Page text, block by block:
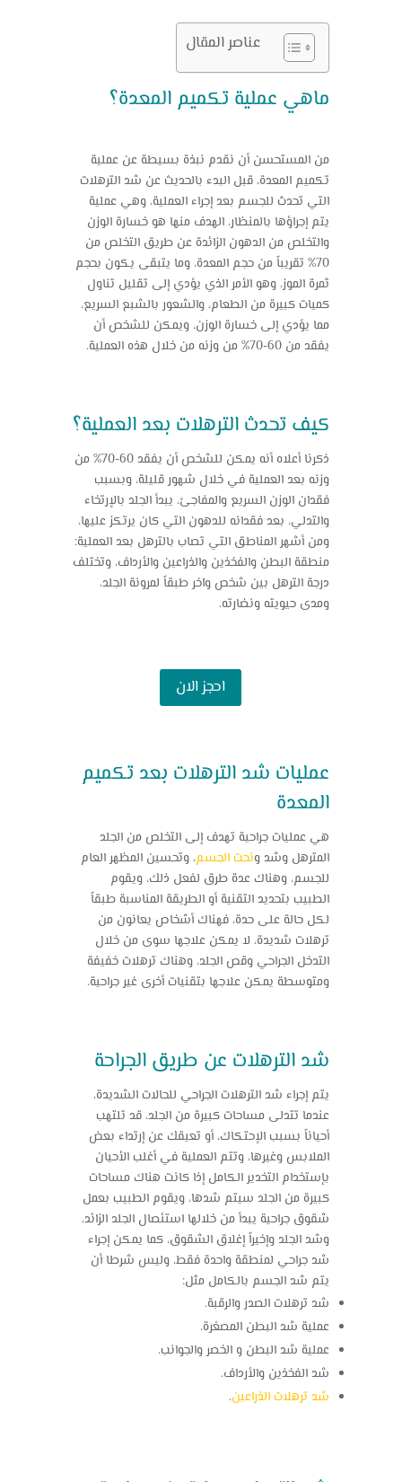
عناصر المقال
ماهي عملية تكميم المعدة؟
من المستحسن أن نقدم نبذة بسيطة عن عملية
تكميم المعدة، قبل البدء بالحديث عن شد الترهلات
التي تحدث للجسم بعد إجراء العملية، وهي عملية
يتم إجراؤها بالمنظار، الهدف منها هو خسارة الوزن
والتخلص من الدهون الزائدة عن طريق التخلص من
70% تقريباً من حجم المعدة، وما يتبقى يكون بحجم
ثمرة الموز، وهو الأمر الذي يؤدي إلى تقليل تناول
كميات كبيرة من الطعام، والشعور بالشبع السريع،
مما يؤدي إلى خسارة الوزن، ويمكن للشخص أن
يفقد من 60-70% من وزنه من خلال هذه العملية.
كيف تحدث الترهلات بعد العملية؟
ذكرنا أعلاه أنه يمكن للشخص أن يفقد 60-70% من
وزنه بعد العملية في خلال شهور قليلة، وبسبب
فقدان الوزن السريع والمفاجئ، يبدأ الجلد بالإرتخاء
والتدلي، بعد فقدانه للدهون التي كان يرتكز عليها،
ومن أشهر المناطق التي تصاب بالترهل بعد العملية:
منطقة البطن والفخذين والذراعين والأرداف، وتختلف
درجة الترهل بين شخص وآخر طبقاً لمرونة الجلد،
ومدى حيويته ونضارته.
احجز الان
عمليات شد الترهلات بعد تكميم
المعدة
هي عمليات جراحية تهدف إلى التخلص من الجلد
المترهل وشد ونحت الجسم، وتحسين المظهر العام
للجسم، وهناك عدة طرق لفعل ذلك، ويقوم
الطبيب بتحديد التقنية أو الطريقة المناسبة طبقاً
لكل حالة على حدة، فهناك أشخاص يعانون من
ترهلات شديدة، لا يمكن علاجها سوى من خلال
التدخل الجراحي وقص الجلد، وهناك ترهلات خفيفة
ومتوسطة يمكن علاجها بتقنيات أخرى غير جراحية.
شد الترهلات عن طريق الجراحة
يتم إجراء شد الترهلات الجراحي للحالات الشديدة،
عندما تتدلى مساحات كبيرة من الجلد، قد تلتهب
أحياناً بسبب الإحتكاك، أو تعيقك عن إرتداء بعض
الملابس وغيرها، وتتم العملية في أغلب الأحيان
بإستخدام التخدير الكامل إذا كانت هناك مساحات
كبيرة من الجلد سيتم شدها، ويقوم الطبيب بعمل
شقوق جراحية يبدأ من خلالها استئصال الجلد الزائد،
وشد الجلد وإخيراً إغلاق الشقوق، كما يمكن إجراء
شد جراحي لمنطقة واحدة فقط، وليس شرطا أن
يتم شد الجسم بالكامل مثل:
شد ترهلات الصدر والرقبة.
عملية شد البطن المصغرة.
عملية شد البطن و الخصر والجوانب.
شد الفخذين والأرداف.
شد ترهلات الذراعين.